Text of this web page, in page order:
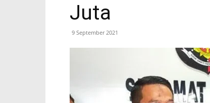
Juta
9 September 2021